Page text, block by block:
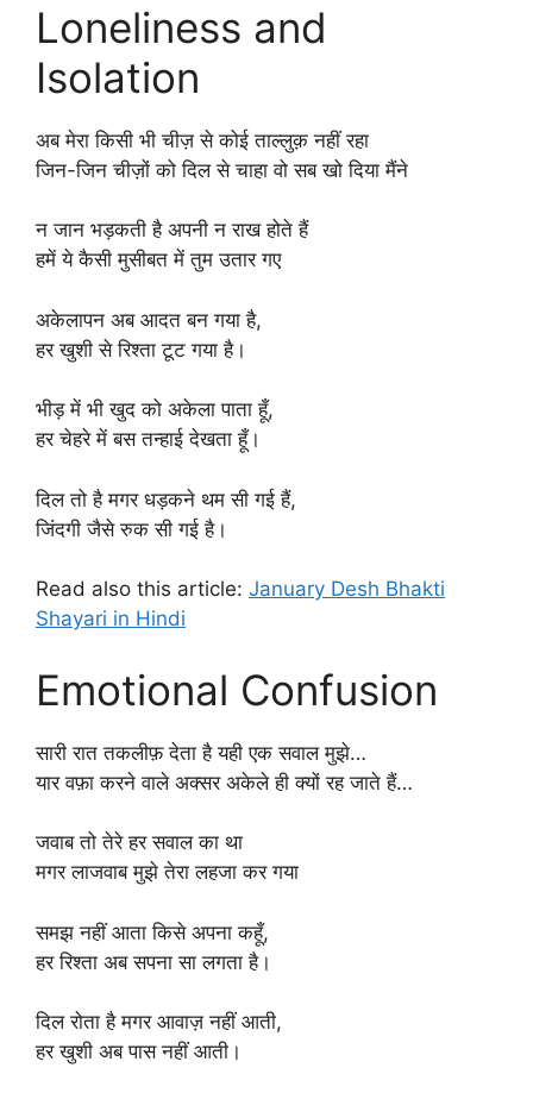
Loneliness and
Isolation
अब मेरा किसी भी चीज़ से कोई ताल्लुक़ नहीं रहा
जिन-जिन चीज़ों को दिल से चाहा वो सब खो दिया मैंने
न जान भड़कती है अपनी न राख होते हैं
हमें ये कैसी मुसीबत में तुम उतार गए
अकेलापन अब आदत बन गया है,
हर खुशी से रिश्ता टूट गया है।
भीड़ में भी खुद को अकेला पाता हूँ,
हर चेहरे में बस तन्हाई देखता हूँ।
दिल तो है मगर धड़कने थम सी गई हैं,
जिंदगी जैसे रुक सी गई है।
Read also this article: January Desh Bhakti
Shayari in Hindi
Emotional Confusion
सारी रात तकलीफ़ देता है यही एक सवाल मुझे…
यार वफ़ा करने वाले अक्सर अकेले ही क्यों रह जाते हैं…
जवाब तो तेरे हर सवाल का था
मगर लाजवाब मुझे तेरा लहजा कर गया
समझ नहीं आता किसे अपना कहूँ,
हर रिश्ता अब सपना सा लगता है।
दिल रोता है मगर आवाज़ नहीं आती,
हर खुशी अब पास नहीं आती।